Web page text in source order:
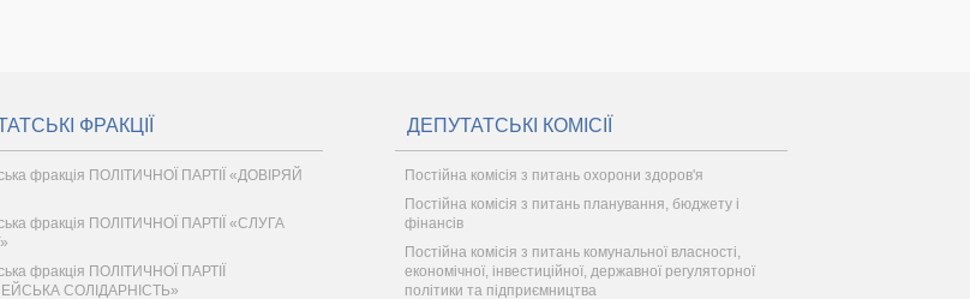
ФРАКЦІЇ
фракція ПОЛІТИЧНОЇ ПАРТІЇ «ДОВІРЯЙ
фракція ПОЛІТИЧНОЇ ПАРТІЇ «СЛУГА
фракція ПОЛІТИЧНОЇ ПАРТІЇ
СОЛІДАРНІСТЬ»
ДЕПУТАТСЬКІ КОМІСІЇ
Постійна комісія з питань охорони здоров'я
Постійна комісія з питань планування, бюджету і
фінансів
Постійна комісія з питань комунальної власності,
економічної, інвестиційної, державної регуляторної
політики та підприємництва